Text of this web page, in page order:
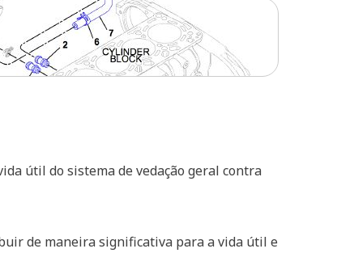
útil do sistema de vedação geral contra
de maneira significativa para a vida útil e